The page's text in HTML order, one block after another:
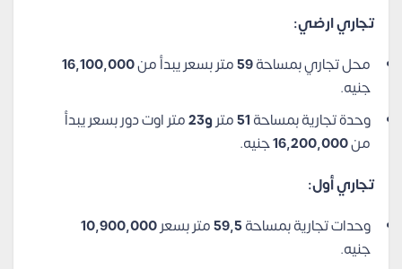
تجاري ارضي:
محل تجاري بمساحة59متر بسعر يبدأ من16,100,000
جنيه.
وحدة تجارية بمساحة51مترو23
متر اوت دور بسعر يبدأ
من16,200,000جنيه.
تجاري أول:
وحدات تجارية بمساحة59,5متر بسعر10,900,000
جنيه.